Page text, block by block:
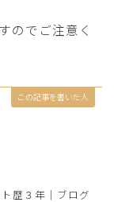
のでご注意く
この記事を書いた人
歴３年｜ブログ